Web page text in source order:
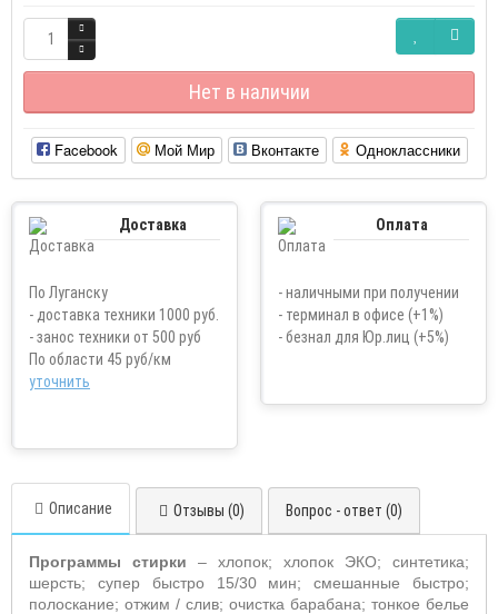
Нет в наличии
Facebook Мой Мир Вконтакте Одноклассники
Доставка
По Луганску
- доставка техники 1000 руб.
- занос техники от 500 руб
По области 45 руб/км
уточнить
Оплата
- наличными при получении
- терминал в офисе (+1%)
- безнал для Юр.лиц (+5%)
Описание Отзывы (0) Вопрос - ответ (0)
Программы стирки – хлопок; хлопок ЭКО; синтетика;
шерсть; супер быстро 15/30 мин; смешанные быстро;
полоскание; отжим / слив; очистка барабана; тонкое белье